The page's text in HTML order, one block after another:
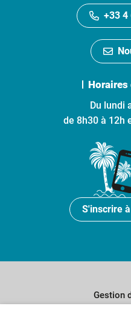
+33 4
Horaires
Du lundi
de 8h30 à 12h
S'inscrire
Gestion